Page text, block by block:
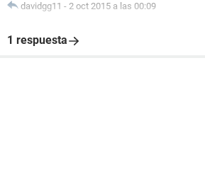
davidgg11 - 2 oct 2015 a las 00:09
1 respuesta